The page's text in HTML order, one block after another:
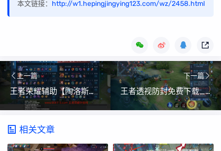
本文链接： http://w1.hepingjingying123.com/wz/2458.html
上一篇
王者荣耀辅助【陶洛斯内核】100%纯坐标通杀解密方案
下一篇
王者透视防封免费下载_王者荣耀透视防封辅助工具介绍
相关文章